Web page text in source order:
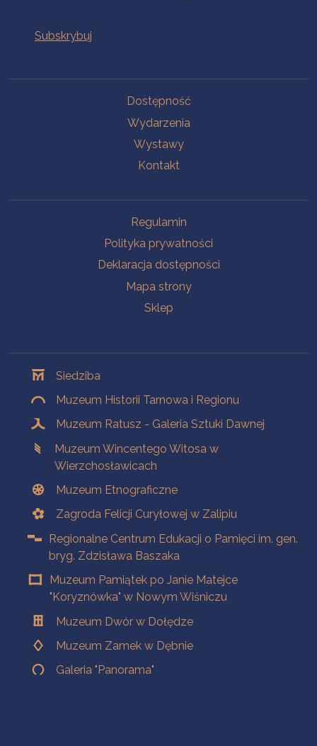
Dostępność
Wydarzenia
Wystawy
Kontakt
Regulamin
Polityka prywatności
Deklaracja dostępności
Mapa strony
Sklep
Siedziba
Muzeum Historii Tarnowa i Regionu
Muzeum Ratusz - Galeria Sztuki Dawnej
Muzeum Wincentego Witosa w
Wierzchosławicach
Muzeum Etnograficzne
Zagroda Felicji Curyłowej w Zalipiu
Regionalne Centrum Edukacji o Pamięci im. gen.
bryg. Zdzisława Baszaka
Muzeum Pamiątek po Janie Matejce
"Koryznówka" w Nowym Wiśniczu
Muzeum Dwór w Dołędze
Muzeum Zamek w Dębnie
Galeria "Panorama"